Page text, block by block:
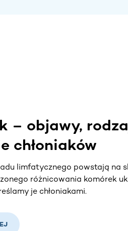
– objawy,
chłoniaków
limfatycznego powstają na
różnicowania komórek
je chłoniakami.